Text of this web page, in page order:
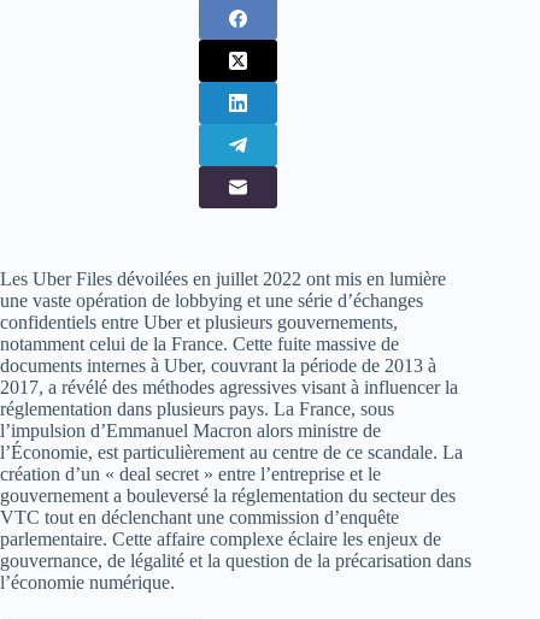
Les Uber Files dévoilées en juillet 2022 ont mis en lumière
une vaste opération de lobbying et une série d’échanges
confidentiels entre Uber et plusieurs gouvernements,
notamment celui de la France. Cette fuite massive de
documents internes à Uber, couvrant la période de 2013 à
2017, a révélé des méthodes agressives visant à influencer la
réglementation dans plusieurs pays. La France, sous
l’impulsion d’Emmanuel Macron alors ministre de
l’Économie, est particulièrement au centre de ce scandale. La
création d’un « deal secret » entre l’entreprise et le
gouvernement a bouleversé la réglementation du secteur des
VTC tout en déclenchant une commission d’enquête
parlementaire. Cette affaire complexe éclaire les enjeux de
gouvernance, de légalité et la question de la précarisation dans
l’économie numérique.